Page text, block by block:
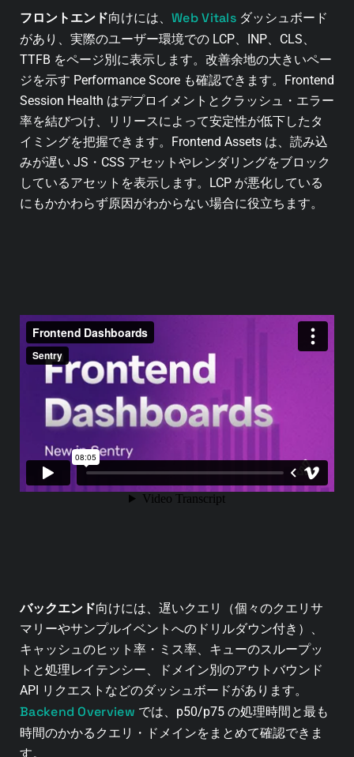
フロントエンド向けには、 Web Vitals ダッシュボード
があり、実際のユーザー環境での LCP、INP、CLS、
TTFB をページ別に表示します。改善余地の大きいペー
ジを示す Performance Score も確認できます。Frontend
Session Health はデプロイメントとクラッシュ・エラー
率を結びつけ、リリースによって安定性が低下したタ
イミングを把握できます。Frontend Assets は、読み込
みが遅い JS・CSS アセットやレンダリングをブロック
しているアセットを表示します。LCP が悪化している
にもかかわらず原因がわからない場合に役立ちます。
バックエンド向けには、遅いクエリ（個々のクエリサ
マリーやサンプルイベントへのドリルダウン付き）、
キャッシュのヒット率・ミス率、キューのスループッ
トと処理レイテンシー、ドメイン別のアウトバウンド
API リクエストなどのダッシュボードがあります。
Backend Overview では、p50/p75 の処理時間と最も
時間のかかるクエリ・ドメインをまとめて確認できま
す。